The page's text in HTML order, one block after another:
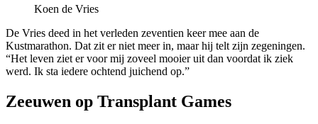
Koen de Vries
De Vries deed in het verleden zeventien keer mee aan de
Kustmarathon. Dat zit er niet meer in, maar hij telt zijn zegeningen.
“Het leven ziet er voor mij zoveel mooier uit dan voordat ik ziek
werd. Ik sta iedere ochtend juichend op.”
Zeeuwen op Transplant Games